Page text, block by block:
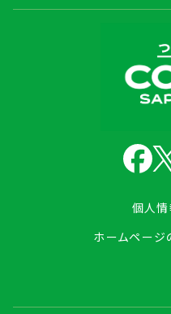
個人
ホームページ